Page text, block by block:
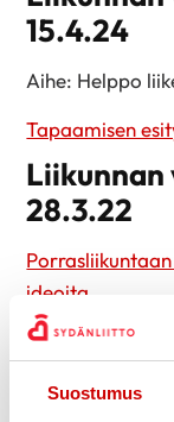
Suostumus
15.4.24
Aihe: Helppo
Tapaamisen
28.3.22
ideoita
Lisätietoja: